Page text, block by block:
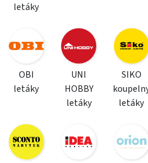
letáky
OBI
letáky
UNI
HOBBY
letáky
SIKO
letáky